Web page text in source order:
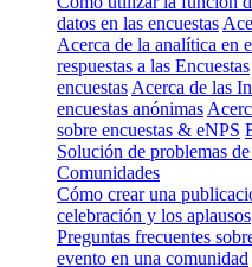
datos en las encuestas
Acerca de la analítica en
respuestas a las Encuestas
encuestas Acerca de las
encuestas anónimas
sobre encuestas & eNPS
Solución de problemas de
Comunidades
Cómo crear una
celebración y los aplausos
Preguntas frecuentes
evento en una comunidad